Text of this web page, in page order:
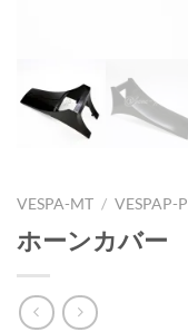
VESPA-MT / VESPAP-
ホーンカバー